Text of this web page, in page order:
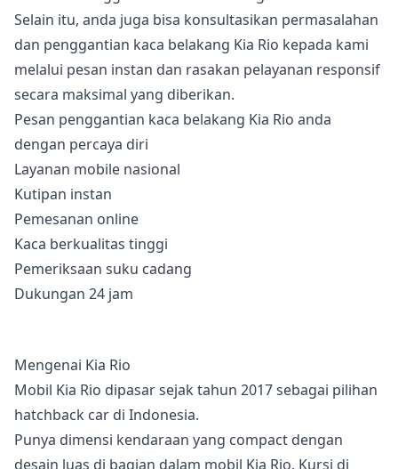
Selain itu, anda juga bisa konsultasikan permasalahan
dan penggantian kaca belakang Kia Rio kepada kami
melalui pesan instan dan rasakan pelayanan responsif
secara maksimal yang diberikan.
Pesan penggantian kaca belakang Kia Rio anda
dengan percaya diri
Layanan mobile nasional
Kutipan instan
Pemesanan online
Kaca berkualitas tinggi
Pemeriksaan suku cadang
Dukungan 24 jam
Mengenai Kia Rio
Mobil Kia Rio dipasar sejak tahun 2017 sebagai pilihan
hatchback car di Indonesia.
Punya dimensi kendaraan yang compact dengan
desain luas di bagian dalam mobil Kia Rio. Kursi di